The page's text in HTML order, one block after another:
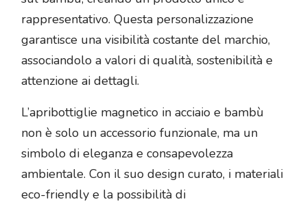
rappresentativo. Questa personalizzazione
garantisce una visibilità costante del marchio,
associandolo a valori di qualità, sostenibilità e
attenzione ai dettagli.
L’apribottiglie magnetico in acciaio e bambù
non è solo un accessorio funzionale, ma un
simbolo di eleganza e consapevolezza
ambientale. Con il suo design curato, i materiali
eco-friendly e la possibilità di